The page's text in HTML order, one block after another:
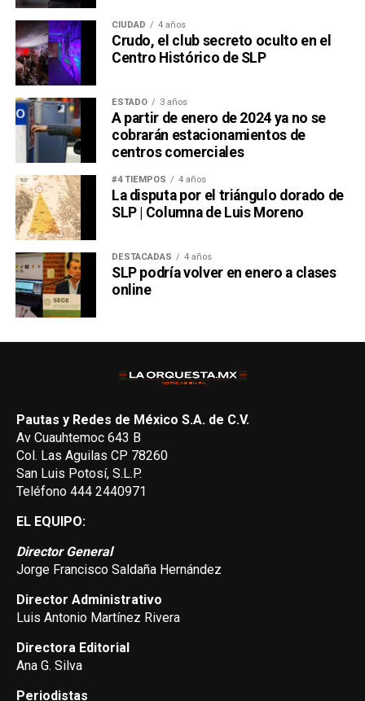
CIUDAD 4 años
Crudo, el club secreto oculto en el
Centro Histórico de SLP
ESTADO 3 años
A partir de enero de 2024 ya no se
cobrarán estacionamientos de
centros comerciales
#4 TIEMPOS 4 años
La disputa por el triángulo dorado de
SLP | Columna de Luis Moreno
DESTACADAS 4 años
SLP podría volver en enero a clases
online
Pautas y Redes de México S.A. de C.V.
Av Cuauhtemoc 643 B
Col. Las Aguilas CP 78260
San Luis Potosí, S.L.P.
Teléfono 444 2440971
EL EQUIPO:
Director General
Jorge Francisco Saldaña Hernández
Director Administrativo
Luis Antonio Martínez Rivera
Directora Editorial
Ana G. Silva
Periodistas